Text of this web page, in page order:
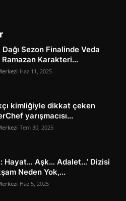
Dağı Sezon Finalinde Veda
Ramazan Karakteri...
Haz 11, 2025
kimliğiyle dikkat çeken
yarışmacısı...
Tem 30, 2025
Hayat… Aşk… Adalet…’ Dizisi
Neden Yok,...
Haz 5, 2025